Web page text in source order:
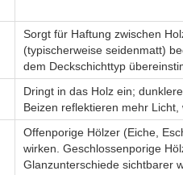
Sorgt für Haftung zwischen
(typischerweise seidenmatt)
dem Deckschichttyp
Dringt in das Holz ein;
Beizen reflektieren mehr
Offenporige Hölzer (Eiche,
wirken. Geschlossenporige
Glanzunterschiede sichtbarer